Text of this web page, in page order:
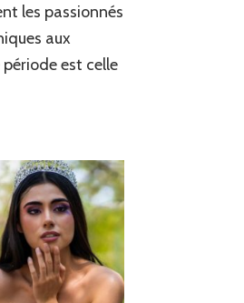
les passionnés
aux
est celle